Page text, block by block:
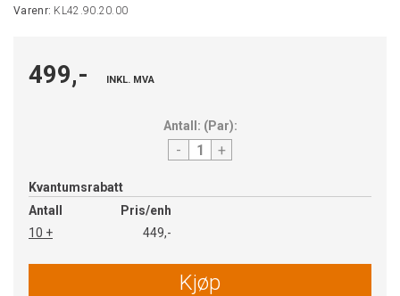
Varenr: KL42.90.20.00
499,- INKL. MVA
Antall: (Par):
- +
Kvantumsrabatt
Antall
Pris/enh
10 +
449,-
Kjøp